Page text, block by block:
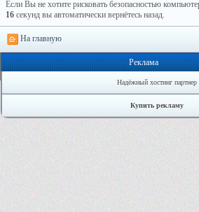
Если Вы не хотите рисковать безопасностью
16 секунд вы автоматически вернётесь назад.
На главную
Реклама
Надёжный хостинг партнер
Купить рекламу